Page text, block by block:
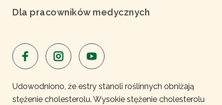
Dla pracowników medycznych
Udowodniono, że estry stanoli roślinnych obniżają
stężenie cholesterolu. Wysokie stężenie cholesterolu